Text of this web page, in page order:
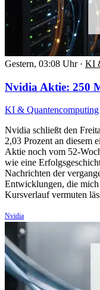
Gestern, 03:08 Uhr · KI
Nvidia Aktie: 250
KI & Quantencomputing
Nvidia schließt den
2,03 Prozent an diesem
Aktie noch vom 52-
wie eine
Nachrichten der
Entwicklungen, die mich
Kursverlauf vermuten
Nvidia